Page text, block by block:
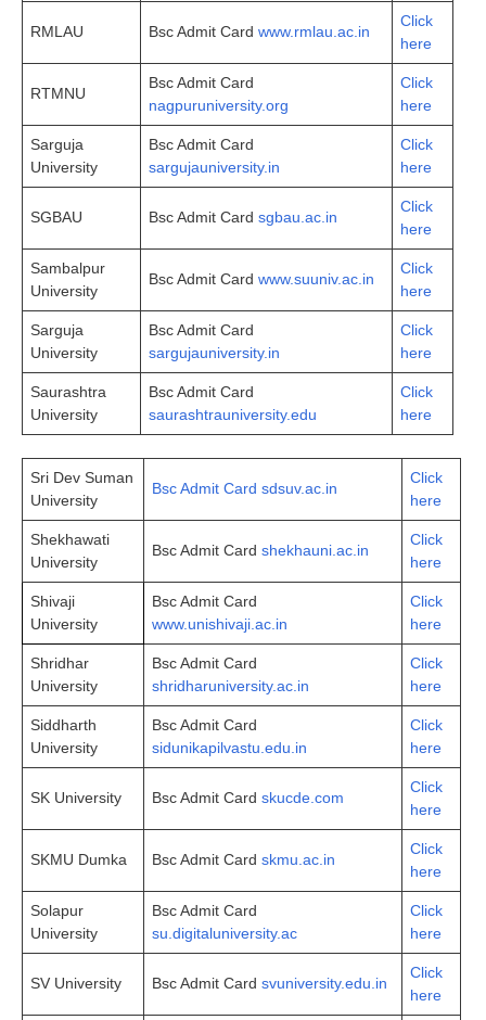
RMLAU Bsc Admit Card www.rmlau.ac.in
Click
here
RTMNU
Bsc Admit Card
nagpuruniversity.org
Click
here
Sarguja
University
Bsc Admit Card
sargujauniversity.in
Click
here
SGBAU Bsc Admit Card sgbau.ac.in
Click
here
Sambalpur
University
Bsc Admit Card www.suuniv.ac.in
Click
here
Sarguja
University
Bsc Admit Card
sargujauniversity.in
Click
here
Saurashtra
University
Bsc Admit Card
saurashtrauniversity.edu
Click
here
Sri Dev Suman
University
Bsc Admit Card sdsuv.ac.in
Click
here
Shekhawati
University
Bsc Admit Card shekhauni.ac.in
Click
here
Shivaji
University
Bsc Admit Card
www.unishivaji.ac.in
Click
here
Shridhar
University
Bsc Admit Card
shridharuniversity.ac.in
Click
here
Siddharth
University
Bsc Admit Card
sidunikapilvastu.edu.in
Click
here
SK University Bsc Admit Card skucde.com
Click
here
SKMU Dumka Bsc Admit Card skmu.ac.in
Click
here
Solapur
University
Bsc Admit Card
su.digitaluniversity.ac
Click
here
SV University Bsc Admit Card svuniversity.edu.in
Click
here